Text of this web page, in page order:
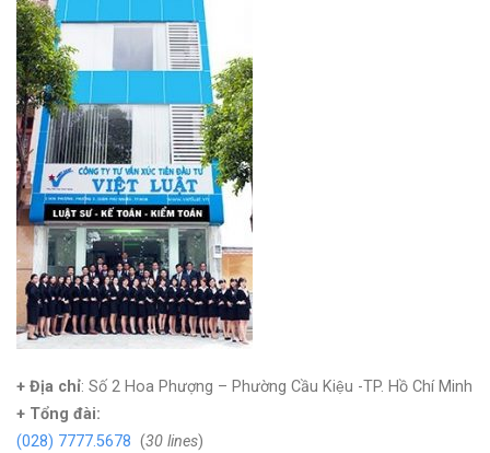
+ Địa chỉ: Số 2 Hoa Phượng – Phường Cầu Kiệu -TP. Hồ Chí Minh
+ Tổng đài:
(028) 7777.5678 (30 lines)